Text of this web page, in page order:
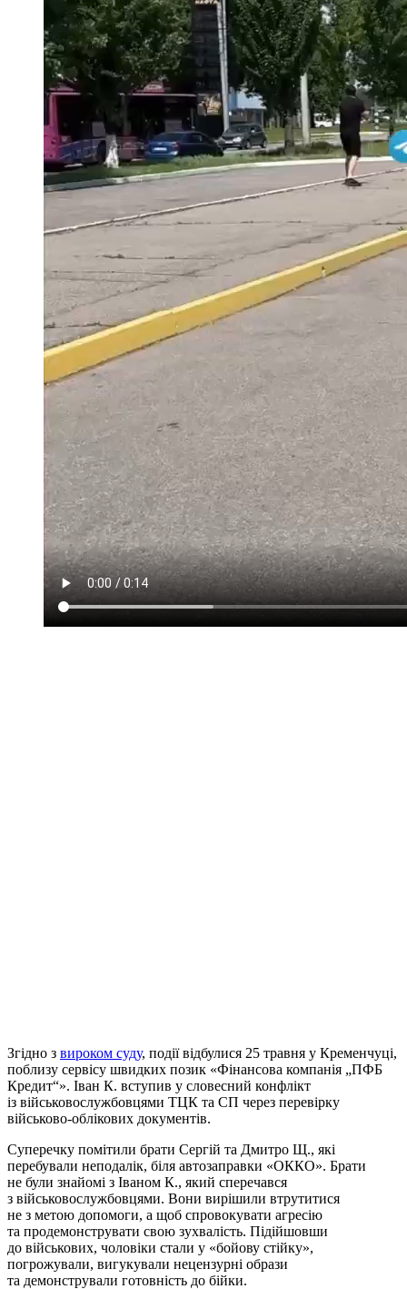
Згідно з вироком суду, події відбулися 25 травня у Кременчуці,
поблизу сервісу швидких позик «Фінансова компанія „ПФБ
Кредит“». Іван К. вступив у словесний конфлікт
із військовослужбовцями ТЦК та СП через перевірку
військово-облікових документів.
Суперечку помітили брати Сергій та Дмитро Щ., які
перебували неподалік, біля автозаправки «ОККО». Брати
не були знайомі з Іваном К., який сперечався
з військовослужбовцями. Вони вирішили втрутитися
не з метою допомоги, а щоб спровокувати агресію
та продемонструвати свою зухвалість. Підійшовши
до військових, чоловіки стали у «бойову стійку»,
погрожували, вигукували нецензурні образи
та демонстрували готовність до бійки.